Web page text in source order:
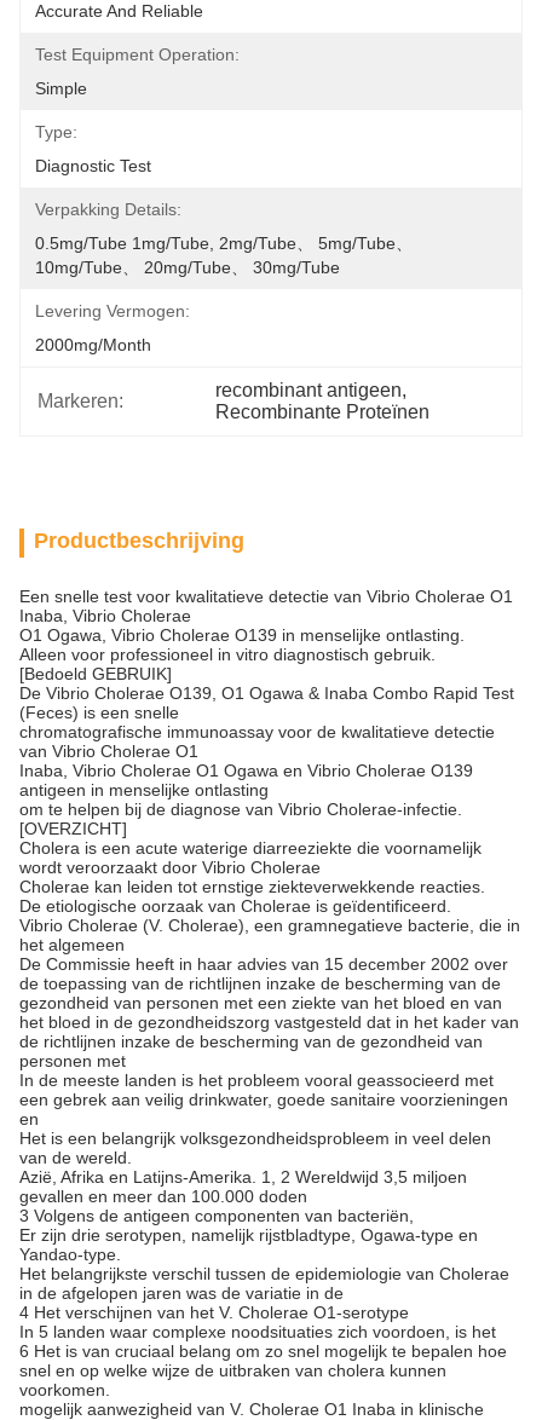
Accurate And Reliable
Test Equipment Operation:
Simple
Type:
Diagnostic Test
Verpakking Details:
0.5mg/tube 1mg/tube, 2mg/tube、 5mg/tube、
10mg/tube、 20mg/tube、 30mg/tube
Levering Vermogen:
2000mg/month
Markeren:
recombinant antigeen,
Recombinante Proteïnen
Productbeschrijving
Een snelle test voor kwalitatieve detectie van Vibrio Cholerae O1
Inaba, Vibrio Cholerae
O1 Ogawa, Vibrio Cholerae O139 in menselijke ontlasting.
Alleen voor professioneel in vitro diagnostisch gebruik.
[Bedoeld GEBRUIK]
De Vibrio Cholerae O139, O1 Ogawa & Inaba Combo Rapid Test
(Feces) is een snelle
chromatografische immunoassay voor de kwalitatieve detectie
van Vibrio Cholerae O1
Inaba, Vibrio Cholerae O1 Ogawa en Vibrio Cholerae O139
antigeen in menselijke ontlasting
om te helpen bij de diagnose van Vibrio Cholerae-infectie.
[OVERZICHT]
Cholera is een acute waterige diarreeziekte die voornamelijk
wordt veroorzaakt door Vibrio Cholerae
Cholerae kan leiden tot ernstige ziekteverwekkende reacties.
De etiologische oorzaak van Cholerae is geïdentificeerd.
Vibrio Cholerae (V. Cholerae), een gramnegatieve bacterie, die in
het algemeen
De Commissie heeft in haar advies van 15 december 2002 over
de toepassing van de richtlijnen inzake de bescherming van de
gezondheid van personen met een ziekte van het bloed en van
het bloed in de gezondheidszorg vastgesteld dat in het kader van
de richtlijnen inzake de bescherming van de gezondheid van
personen met
In de meeste landen is het probleem vooral geassocieerd met
een gebrek aan veilig drinkwater, goede sanitaire voorzieningen
en
Het is een belangrijk volksgezondheidsprobleem in veel delen
van de wereld.
Azië, Afrika en Latijns-Amerika. 1, 2 Wereldwijd 3,5 miljoen
gevallen en meer dan 100.000 doden
3 Volgens de antigeen componenten van bacteriën,
Er zijn drie serotypen, namelijk rijstbladtype, Ogawa-type en
Yandao-type.
Het belangrijkste verschil tussen de epidemiologie van Cholerae
in de afgelopen jaren was de variatie in de
4 Het verschijnen van het V. Cholerae O1-serotype
In 5 landen waar complexe noodsituaties zich voordoen, is het
6 Het is van cruciaal belang om zo snel mogelijk te bepalen hoe
snel en op welke wijze de uitbraken van cholera kunnen
voorkomen.
mogelijk aanwezigheid van V. Cholerae O1 Inaba in klinische